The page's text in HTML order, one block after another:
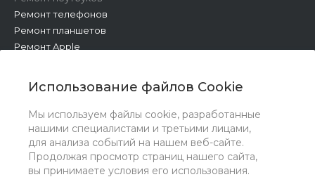
Использование файлов Cookie
Мы используем файлы cookie, разработанные
нашими специалистами и третьими лицами,
для анализа событий на нашем веб-сайте.
Продолжая просмотр страниц нашего сайта,
вы принимаете условия его использования.
Ремонт телефонов
Ремонт планшетов
Ремонт Apple